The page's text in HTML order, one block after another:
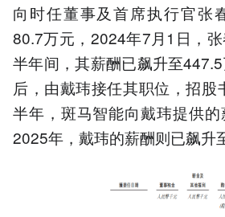
向时任董事及首席执行官张
80.7万元，2024年7月1日，
半年间，其薪酬已飙升至
后，由戴玮接任其职位，招股
半年，斑马智能向戴玮提供的
2025年，戴玮的薪酬则已飙升